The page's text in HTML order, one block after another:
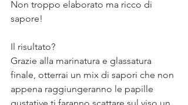
Non troppo elaborato ma ricco di
sapore! ⠀
Il risultato? ⠀
Grazie alla marinatura e glassatura
finale, otterrai un mix di sapori che non
appena raggiungeranno le papille